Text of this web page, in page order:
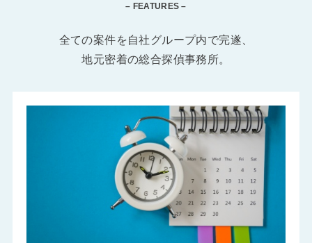
– FEATURES –
全ての案件を自社グループ内で完遂、
地元密着の総合探偵事務所。